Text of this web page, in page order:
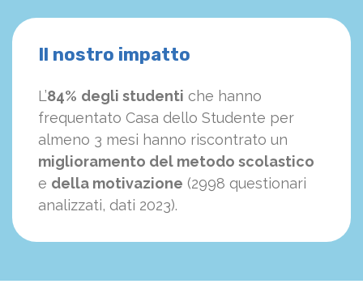
Il nostro impatto
L’84% degli studenti che hanno
frequentato Casa dello Studente per
almeno 3 mesi hanno riscontrato un
miglioramento del metodo scolastico
e della motivazione (2998 questionari
analizzati, dati 2023).